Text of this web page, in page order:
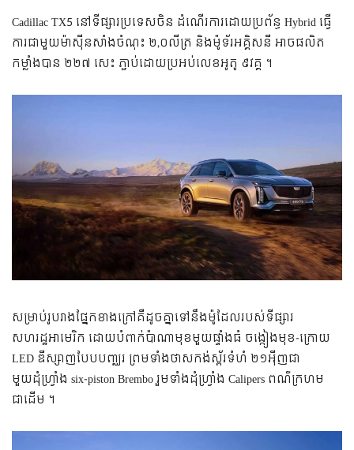
Cadillac TX5 នៅទីផ្សារប្រទេសចិន ដំណើរការដោយប្រព័ន្ធ Hybrid ធ្វើ
ការជាមួយម៉ាស៊ីនសាំងចំណុះ ២,០លីត្រ និងម៉ូទ័រអគ្គិសនី អាចផលិត
កម្លាំងបាន ២២៧ សេះ ភ្ជាប់ដោយប្រអប់លេខអូតូ ៩វគ្គ ។
សម្រាប់រូបរាងផ្នែកខាងក្រៅគឺដូចគ្នាទៅនឹងម៉ូដែលរបស់ទីផ្សារ
សហរដ្ឋអាមេរិក ដោយបំពាក់ប៉ាណាមុខមួយផ្ទាំងធំ ចង្កៀងមុខ-ក្រោយ
LED ឌីស្សាញបែបបញ្ឈរ ព្រមទាំងថាសកង់ស្ព័រទំហំ ២១អ៉ីញជា
មួយដុំហ្វ្រាំង six-piston Brembo រួមទាំងដុំហ្វ្រាំង Calipers ពណ៌ក្រហម
ជាដើម ។